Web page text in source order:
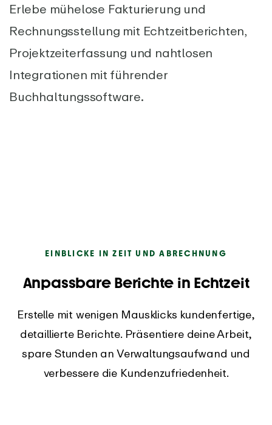
Erlebe mühelose Fakturierung und
Rechnungsstellung mit Echtzeitberichten,
Projektzeiterfassung und nahtlosen
Integrationen mit führender
Buchhaltungssoftware.
EINBLICKE IN ZEIT UND ABRECHNUNG
Anpassbare Berichte in Echtzeit
Erstelle mit wenigen Mausklicks kundenfertige,
detaillierte Berichte. Präsentiere deine Arbeit,
spare Stunden an Verwaltungsaufwand und
verbessere die Kundenzufriedenheit.